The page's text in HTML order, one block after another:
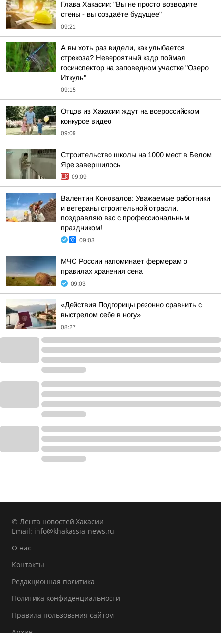
Глава Хакасии: "Вы не просто возводите
стены - вы создаёте будущее"
09:21
А вы хоть раз видели, как улыбается
стрекоза? Невероятный кадр поймал
госинспектор на заповедном участке "Озеро
Иткуль"
09:15
Отцов из Хакасии ждут на всероссийском
конкурсе видео
09:09
Строительство школы на 1000 мест в Белом
Яре завершилось
09:09
Валентин Коновалов: Уважаемые работники
и ветераны строительной отрасли,
поздравляю вас с профессиональным
праздником!
09:03
МЧС России напоминает фермерам о
правилах хранения сена
09:03
«Действия Подгорицы резонно сравнить с
выстрелом себе в ногу»
08:27
© Лента новостей Хакасии
Email: info@khakassia-news.ru
О нас
Контакты
Редакционная политика
Политика конфиденциальности
Правила пользования сайтом